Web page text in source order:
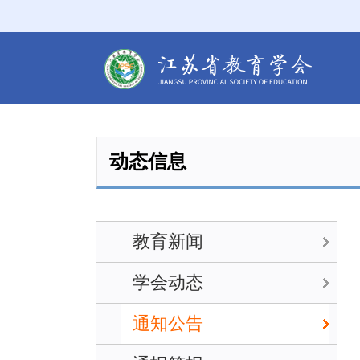
动态信息
教育新闻
学会动态
通知公告